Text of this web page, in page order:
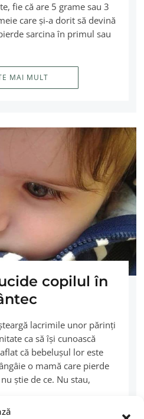
fie că are 5 grame sau 3
care şi-a dorit să devină
sarcina în primul sau
MAI MULT
copilul în
lacrimile unor părinţi
ca să îşi cunoască
că bebeluşul lor este
o mamă care pierde
ştie de ce. Nu stau,